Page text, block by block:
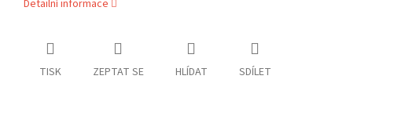
Detailní informace
TISK ZEPTAT SE HLÍDAT SDÍLET